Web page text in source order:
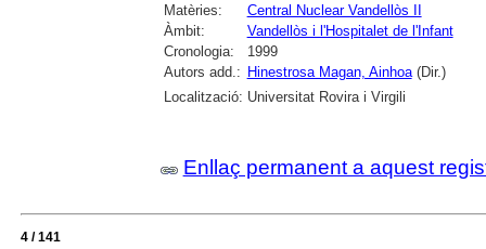
Matèries:
Central Nuclear Vandellòs II
Àmbit:
Vandellòs i l'Hospitalet de l'Infant
Cronologia:
1999
Autors add.: Hinestrosa Magan, Ainhoa(Dir.)
Localització: Universitat Rovira i Virgili
Enllaç permanent a aquest
4 / 141